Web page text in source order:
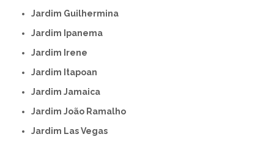
Jardim Guilhermina
Jardim Ipanema
Jardim Irene
Jardim Itapoan
Jardim Jamaica
Jardim João Ramalho
Jardim Las Vegas